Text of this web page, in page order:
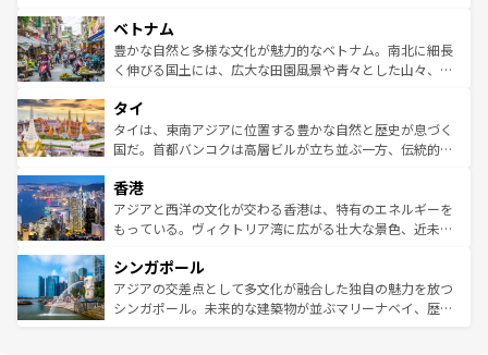
参照してほしい。
容にもいいと評判のスイーツなど、バラエティ豊かな料理
が味わえる。 なお、新着の台湾情報は コンテンツ一覧を参
照してほしい。
き、地方に足を延ばせば四季折々の自然美を楽しむことが
できる。そして、キムチや焼肉、絶品のストリートフード
まで、さまざまな韓国料理が待っている。夜には、韓国な
リティに包まれながら、韓国の多彩な魅力を心ゆくまで味
わってみてほしい。 なお、新着の韓国情報はコンテンツ一
覧を参照してほしい。
ベトナム
豊かな自然と多様な文化が魅力的なベトナム。南北に細長
く伸びる国土には、広大な田園風景や青々とした山々、世
急速な発展と共に伝統が息づく。ハノイの古い町並みやホ
ーチミン市のフランス統治時代の建物も、独特の雰囲気を
醸し出している。また、バラエティの豊かさとおいしさで
とつ。フォーやバインミー、ベトナムコーヒーなどは、ぜ
ひ現地で味わいたい。どの地域を訪れてもあたたかい人々
が旅行者を迎えてくれるので、きっと忘れられない旅にな
参照してほしい。
タイ
タイは、東南アジアに位置する豊かな自然と歴史が息づく
国だ。首都バンコクは高層ビルが立ち並ぶ一方、伝統的な
の活気が交差している。北部ではチェンマイなどの山岳地
帯で自然と触れ合い、南部ではプーケットやクラビの美し
いビーチでリゾート気分を楽しむことができる。タイ料理
激する。気候は一年中温暖で、どの季節にも異なる楽しみ
が待っている。親しみやすいタイの人々、仏教を中心とし
た文化、そして多様な観光資源が、訪れる旅人を魅了し続
香港
アジアと西洋の文化が交わる香港は、特有のエネルギーを
もっている。ヴィクトリア湾に広がる壮大な景色、近未来
み、どこを訪れても感動するはず。観光スポットが密集し
ており、効率よく見どころを回れるのも魅力。息をのむよ
うな絶景から文化的な体験まで、香港を存分に楽しみ尽く
シンガポール
アジアの交差点として多文化が融合した独自の魅力を放つ
シンガポール。未来的な建築物が並ぶマリーナベイ、歴史